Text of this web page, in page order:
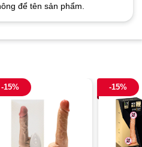
để tên sản phẩm.
-15% -15%